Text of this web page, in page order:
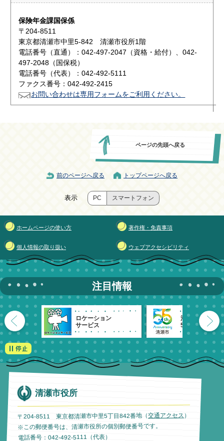
保険年金課国保係
〒204-8511
東京都清瀬市中里5-842 清瀬市役所1階
電話番号（直通）：042-497-2047（資格・給付）、042-
497-2048（国保税）
電話番号（代表）：042-492-5111
ファクス番号：042-492-2415
お問い合わせは専用フォームをご利用ください。
ページの先頭へ戻る
前のページへ戻る トップページへ戻る
表示 PC スマートフォン
ホームページの使い方 著作権・免責事項
個人情報の取り扱い ウェブアクセシビリティ
注目情報
ロケーション
サービス
清瀬市
55周年記念
清瀬市役所
〒204-8511 東京都清瀬市中里5丁目842番地（交通アクセス ）
※この郵便番号は、清瀬市役所の個別郵便番号です。
電話番号：042-492-5111（代表）